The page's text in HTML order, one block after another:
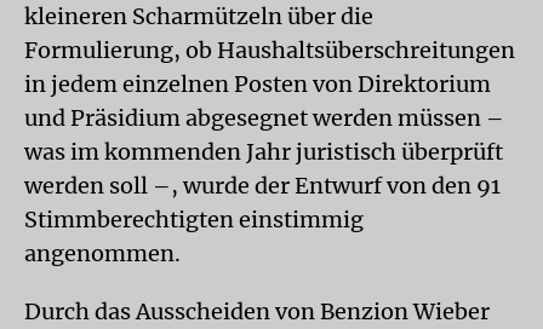
kleineren Scharmützeln über die
Formulierung, ob Haushaltsüberschreitungen
in jedem einzelnen Posten von Direktorium
und Präsidium abgesegnet werden müssen –
was im kommenden Jahr juristisch überprüft
werden soll –, wurde der Entwurf von den 91
Stimmberechtigten einstimmig
angenommen.
Durch das Ausscheiden von Benzion Wieber